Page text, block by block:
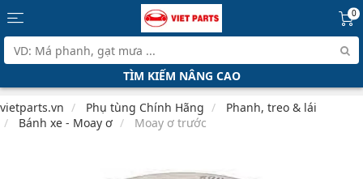
0
TÌM KIẾM NÂNG CAO
vietparts.vn Phụ tùng Chính Hãng
Phanh, treo & lái
Bánh xe - Moay ơ
Moay ơ trước